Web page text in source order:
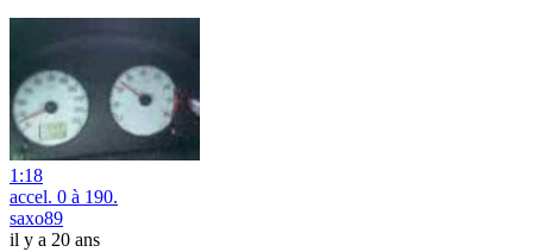
1:18
accel. 0 à 190.
saxo89
il y a 20 ans